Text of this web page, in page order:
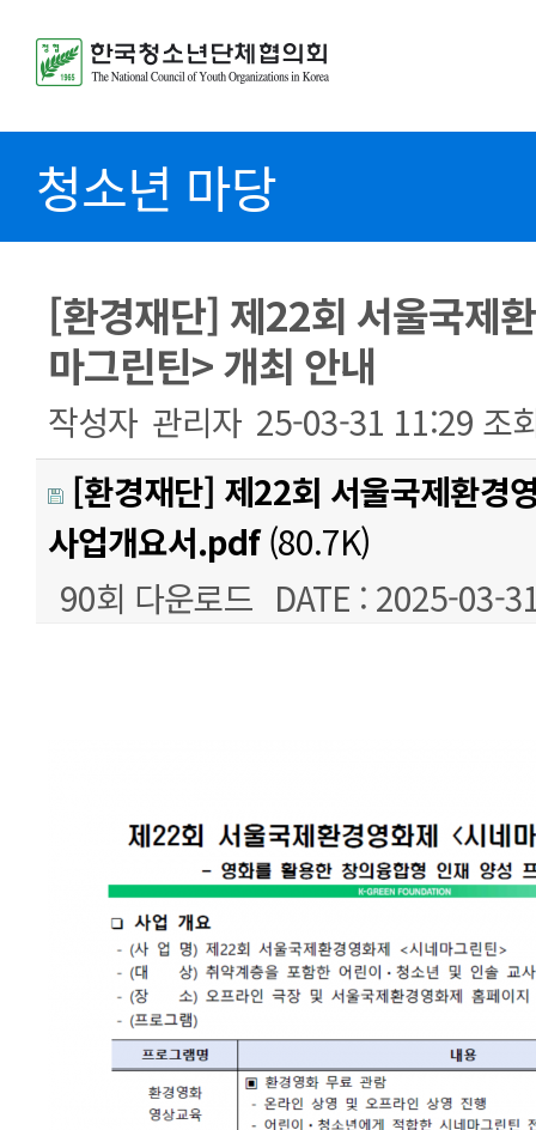
청소년 마당
[환경재단] 제22회 서울국제
마그린틴> 개최 안내
작성자 관리자 25-03-31 11:29 조
[환경재단] 제22회 서울국제환경
사업개요서.pdf(80.7K)
90회 다운로드 DATE : 2025-03-